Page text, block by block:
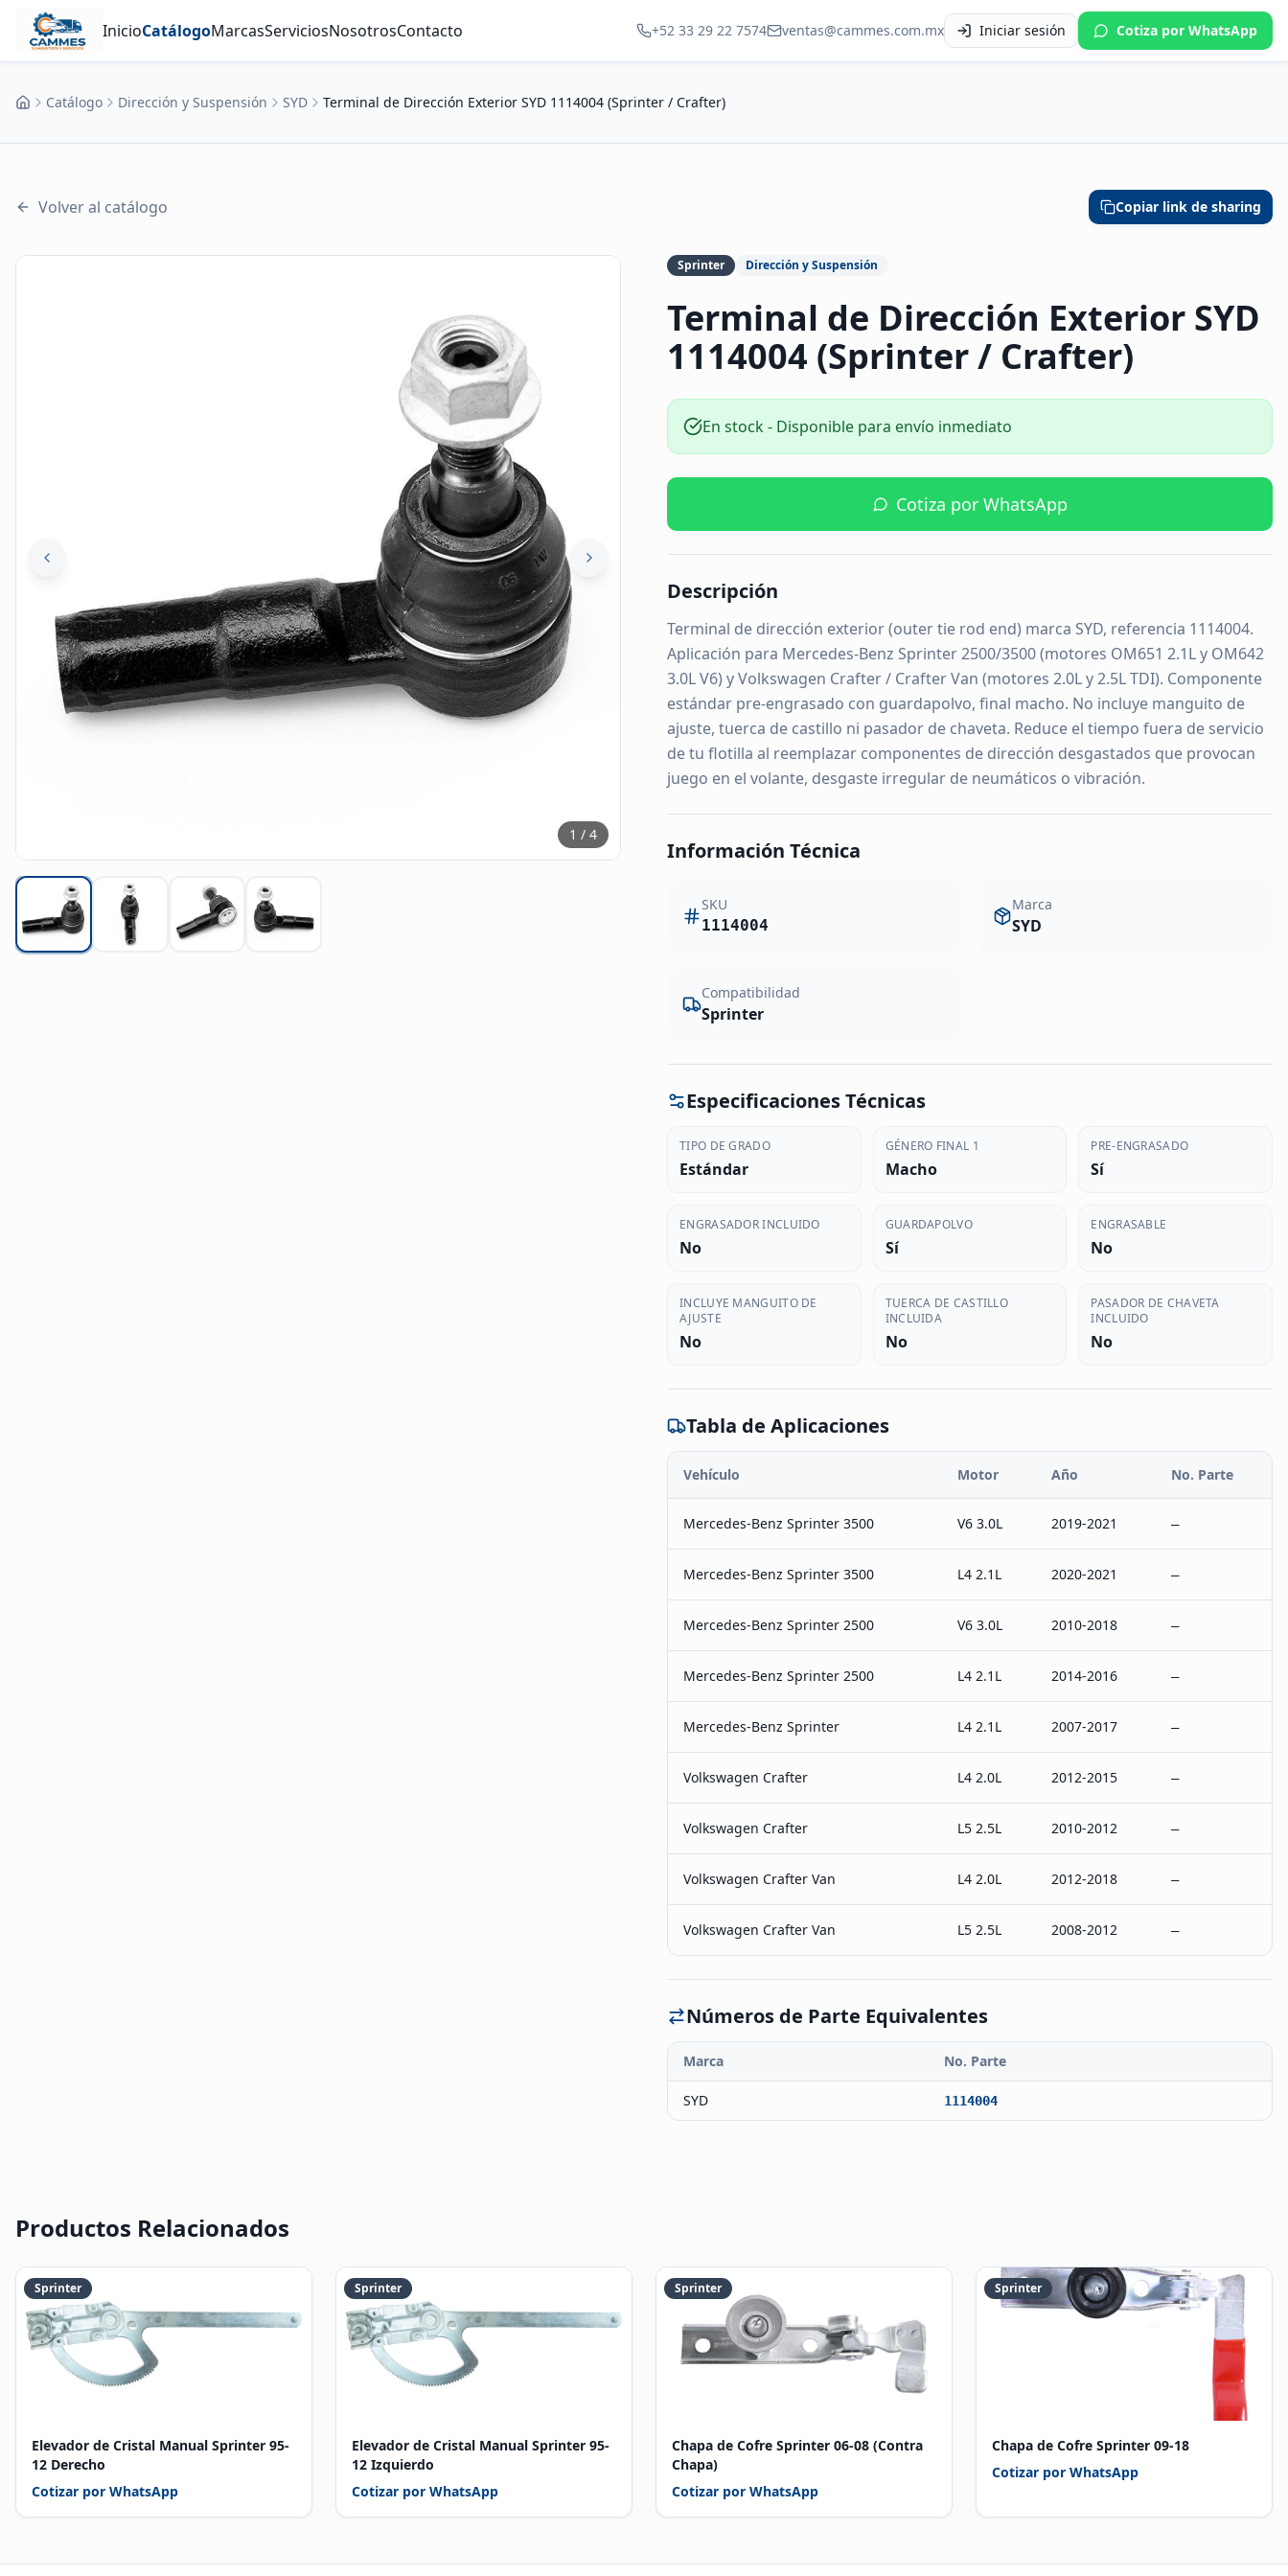
InicioCatálogoMarcasServiciosNosotrosContacto +52 33 29 22 7574 ventas@cammes.com.mx Iniciar sesión Cotiza por WhatsApp
InicioCatálogo Dirección y Suspensión SYD Terminal de Dirección Exterior SYD 1114004 (Sprinter / Crafter)
Volver al catálogo Copiar link de sharing
1 / 4
Sprinter Dirección y Suspensión
Terminal de Dirección Exterior SYD
1114004 (Sprinter / Crafter)
En stock - Disponible para envío inmediato
Cotiza por WhatsApp
Descripción
Terminal de dirección exterior (outer tie rod end) marca SYD, referencia 1114004.
Aplicación para Mercedes-Benz Sprinter 2500/3500 (motores OM651 2.1L y OM642
3.0L V6) y Volkswagen Crafter / Crafter Van (motores 2.0L y 2.5L TDI). Componente
estándar pre-engrasado con guardapolvo, final macho. No incluye manguito de
ajuste, tuerca de castillo ni pasador de chaveta. Reduce el tiempo fuera de servicio
de tu flotilla al reemplazar componentes de dirección desgastados que provocan
juego en el volante, desgaste irregular de neumáticos o vibración.
Información Técnica
SKU
1114004
Marca
SYD
Compatibilidad
Sprinter
Especificaciones Técnicas
TIPO DE GRADO
Estándar
GÉNERO FINAL 1
Macho
PRE-ENGRASADO
Sí
ENGRASADOR INCLUIDO
No
GUARDAPOLVO
Sí
ENGRASABLE
No
INCLUYE MANGUITO DE
AJUSTE
No
TUERCA DE CASTILLO
INCLUIDA
No
PASADOR DE CHAVETA
INCLUIDO
No
Tabla de Aplicaciones
Vehículo Motor Año No. Parte
Mercedes-Benz Sprinter 3500 V6 3.0L 2019-2021 –
Mercedes-Benz Sprinter 3500 L4 2.1L 2020-2021 –
Mercedes-Benz Sprinter 2500 V6 3.0L 2010-2018 –
Mercedes-Benz Sprinter 2500 L4 2.1L 2014-2016 –
Mercedes-Benz Sprinter L4 2.1L 2007-2017 –
Volkswagen Crafter L4 2.0L 2012-2015 –
Volkswagen Crafter L5 2.5L 2010-2012 –
Volkswagen Crafter Van L4 2.0L 2012-2018 –
Volkswagen Crafter Van L5 2.5L 2008-2012 –
Números de Parte Equivalentes
Marca No. Parte
SYD 1114004
Productos Relacionados
Sprinter
Elevador de Cristal Manual Sprinter 95-
12 Derecho
Cotizar por WhatsApp
Sprinter
Elevador de Cristal Manual Sprinter 95-
12 Izquierdo
Cotizar por WhatsApp
Sprinter
Chapa de Cofre Sprinter 06-08 (Contra
Chapa)
Cotizar por WhatsApp
Sprinter
Chapa de Cofre Sprinter 09-18
Cotizar por WhatsApp